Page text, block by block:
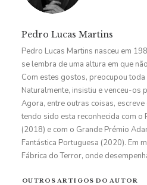
Pedro Lucas Martins
Pedro Lucas Martins nasceu em
se lembra de uma altura em que
Com estes gostos, preocupou toda
Naturalmente, insistiu e venceu-os
Agora, entre outras coisas,
tendo sido esta reconhecida com o
(2018) e com o Grande Prémio
Fantástica Portuguesa (2020). Em
Fábrica do Terror, onde
OUTROS ARTIGOS DO AUTOR